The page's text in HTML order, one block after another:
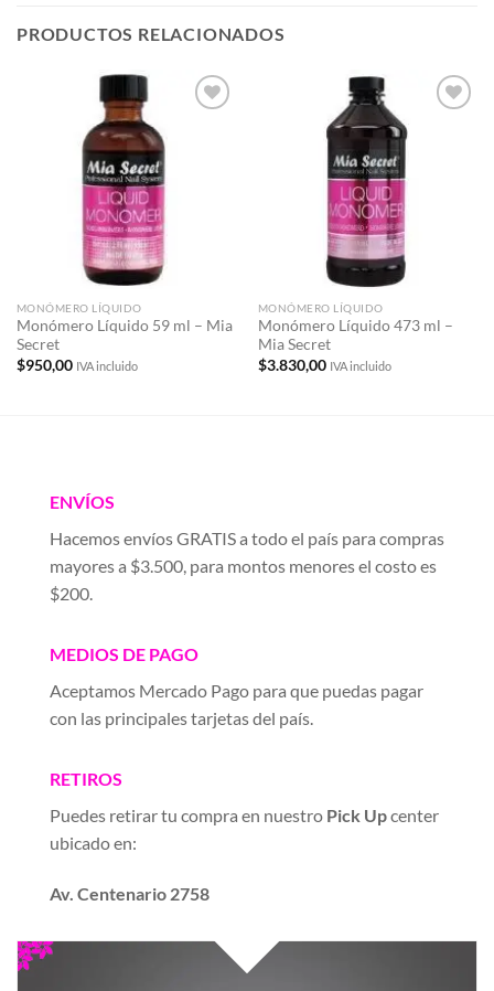
PRODUCTOS RELACIONADOS
MONÓMERO LÍQUIDO
Monómero Líquido 59 ml – Mia
Secret
$950,00 IVA incluido
MONÓMERO LÍQUIDO
Monómero Líquido 473 ml –
Mia Secret
$3.830,00 IVA incluido
ENVÍOS
Hacemos envíos GRATIS a todo el país para compras
mayores a $3.500, para montos menores el costo es
$200.
MEDIOS DE PAGO
Aceptamos Mercado Pago para que puedas pagar
con las principales tarjetas del país.
RETIROS
Puedes retirar tu compra en nuestro Pick Upcenter
ubicado en:
Av. Centenario 2758